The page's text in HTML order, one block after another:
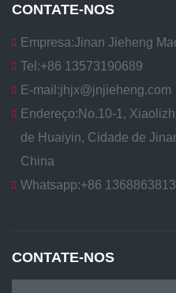
CONTATE-NOS
Empresa:Jinan Jieheng
Tel:+86 13573190689
E-mail:jhjx@jnjieheng.com
Endereço:No.10-1,
de Huaiyin, Cidade de
China
Whatsapp:+86
CONTATE-NOS